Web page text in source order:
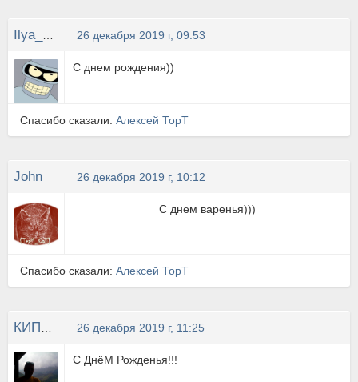
26 декабря 2019 г, 09:53
С днем рождения))
Спасибо сказали: Алексей ТорТ
John 26 декабря 2019 г, 10:12
С днем варенья)))
Спасибо сказали: Алексей ТорТ
26 декабря 2019 г, 11:25
С ДнёМ Рожденья!!!